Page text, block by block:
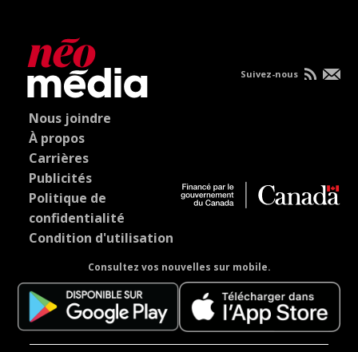
Nous joindre
À propos
Carrières
Publicités
Politique de
confidentialité
Condition d'utilisation
Consultez vos nouvelles sur mobile.
Suivez-nous